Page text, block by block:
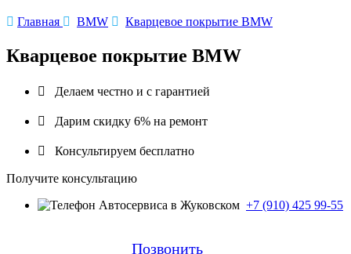
 Главная  BMW  Кварцевое покрытие BMW
Кварцевое покрытие BMW
 Делаем честно и с гарантией
 Дарим скидку 6% на ремонт
 Консультируем бесплатно
Получите консультацию
+7 (910) 425 99-55
Позвонить